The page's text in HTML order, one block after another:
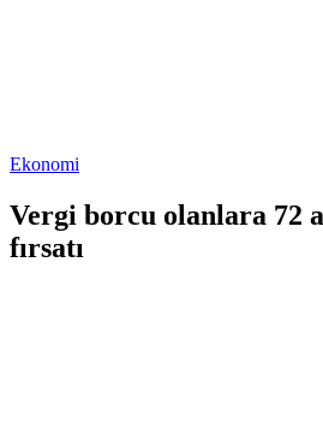
Ekonomi
Vergi borcu olanlara 72
fırsatı